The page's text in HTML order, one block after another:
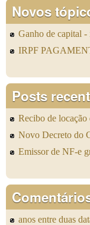
Novos
Ganho de capital
IRPF
Posts
Recibo de locação
Novo Decreto do
Emissor de NF-e
anos entre duas